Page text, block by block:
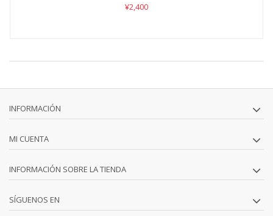
¥2,400
INFORMACIÓN
MI CUENTA
INFORMACIÓN SOBRE LA TIENDA
SÍGUENOS EN